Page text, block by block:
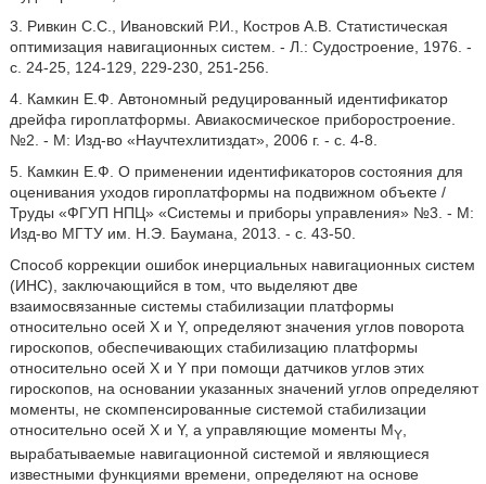
3. Ривкин С.С., Ивановский Р.И., Костров А.В. Статистическая
оптимизация навигационных систем. - Л.: Судостроение, 1976. -
с. 24-25, 124-129, 229-230, 251-256.
4. Камкин Е.Ф. Автономный редуцированный идентификатор
дрейфа гироплатформы. Авиакосмическое приборостроение.
№2. - М: Изд-во «Научтехлитиздат», 2006 г. - с. 4-8.
5. Камкин Е.Ф. О применении идентификаторов состояния для
оценивания уходов гироплатформы на подвижном объекте /
Труды «ФГУП НПЦ» «Системы и приборы управления» №3. - М:
Изд-во МГТУ им. Н.Э. Баумана, 2013. - с. 43-50.
Способ коррекции ошибок инерциальных навигационных систем
(ИНС), заключающийся в том, что выделяют две
взаимосвязанные системы стабилизации платформы
относительно осей X и Y, определяют значения углов поворота
гироскопов, обеспечивающих стабилизацию платформы
относительно осей X и Y при помощи датчиков углов этих
гироскопов, на основании указанных значений углов определяют
моменты, не скомпенсированные системой стабилизации
относительно осей X и Y, а управляющие моменты MY,
вырабатываемые навигационной системой и являющиеся
известными функциями времени, определяют на основе